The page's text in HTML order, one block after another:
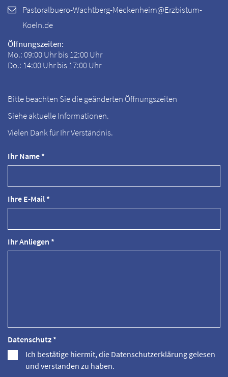
Ihr Name *
Ihre E-Mail *
Ihr Anliegen *
Datenschutz *
Ich bestätige hiermit, die Datenschutzerklärung gelesen
und verstanden zu haben.
Pastoralbuero-Wachtberg-Meckenheim@Erzbistum-
Koeln.de
Öffnungszeiten:
Mo.: 09:00 Uhr bis 12:00 Uhr
Do.: 14:00 Uhr bis 17:00 Uhr
Bitte beachten Sie die geänderten Öffnungszeiten
Siehe aktuelle Informationen.
Vielen Dank für Ihr Verständnis.